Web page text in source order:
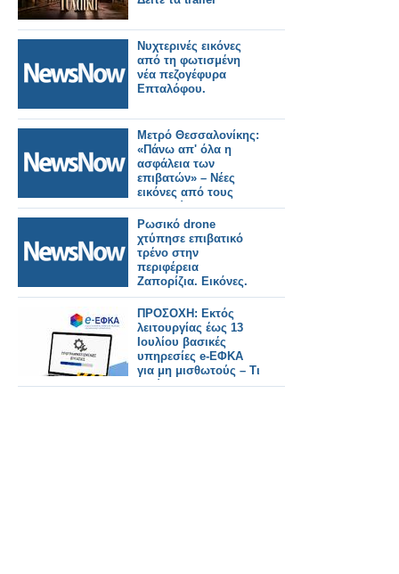
Νυχτερινές εικόνες
από τη φωτισμένη
νέα πεζογέφυρα
Επταλόφου.
Μετρό Θεσσαλονίκης:
«Πάνω απ' όλα η
ασφάλεια των
επιβατών» – Νέες
εικόνες από τους
σταθμούς της
Καλαμαριάς.
Ρωσικό drone
χτύπησε επιβατικό
τρένο στην
περιφέρεια
Ζαπορίζια. Εικόνες.
ΠΡΟΣΟΧΗ: Εκτός
λειτουργίας έως 13
Ιουλίου βασικές
υπηρεσίες e-ΕΦΚΑ
για μη μισθωτούς – Τι
ισχύει για τους